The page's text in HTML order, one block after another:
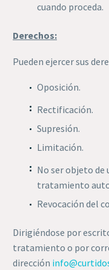
cuando proceda.
Derechos:
Pueden ejercer sus
Oposición.
Rectificación.
Supresión.
Limitación.
No ser objeto de
tratamiento
Revocación del
Dirigiéndose por
tratamiento o por
dirección